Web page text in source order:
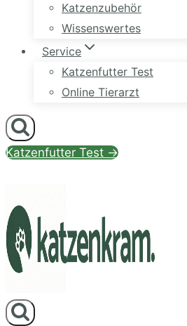
Katzenzubehör
Wissenswertes
Service
Katzenfutter Test
Online Tierarzt
Katzenfutter Test →